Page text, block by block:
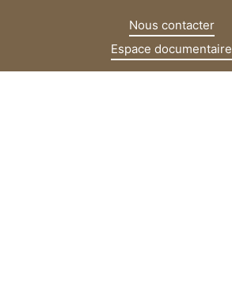
Nous contacter
Espace documentaire